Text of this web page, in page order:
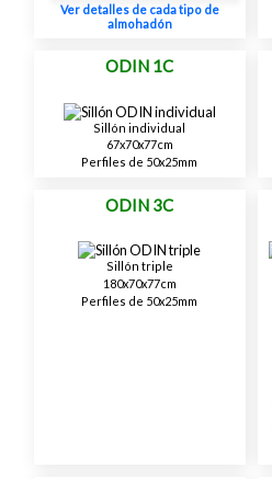
Ver detalles de cada tipo de
almohadón
ODIN 1C
Sillón individual
67x70x77cm
Perfiles de 50x25mm
ODIN 3C
Sillón triple
180x70x77cm
Perfiles de 50x25mm